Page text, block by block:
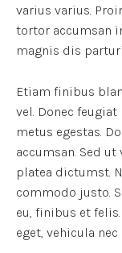
varius varius.
tortor accumsan
magnis dis
Etiam finibus
vel. Donec
metus egestas.
accumsan. Sed
platea dictumst.
commodo justo.
eu, finibus et
eget, vehicula nec